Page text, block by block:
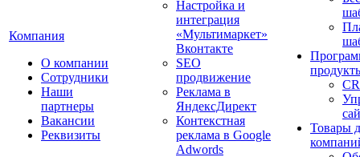
Компания
О компании
Сотрудники
Наши
партнеры
Вакансии
Реквизиты
Настройка и
интеграция
«Мультимаркет»
Вконтакте
SEO
продвижение
Реклама в
ЯндексДирект
Контекстная
реклама в Google
Adwords
Товары